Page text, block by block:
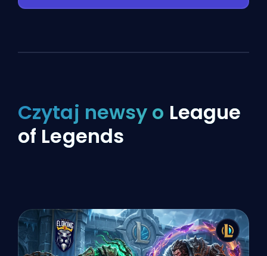
Czytaj newsy o League
of Legends